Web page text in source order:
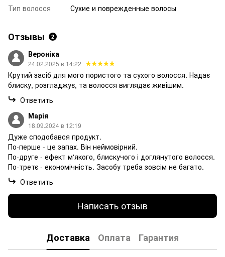
Тип волосся
Сухие и поврежденные волосы
Отзывы 2
Вероніка
24.02.2025 в 14:22
Крутий засіб для мого пористого та сухого волосся. Надає
блиску, розгладжує, та волосся виглядає живішим.
Ответить
Марія
18.09.2024 в 12:19
Дуже сподобався продукт.
По-перше - це запах. Він неймовірний.
По-друге - ефект м'якого, блискучого і доглянутого волосся.
По-третє - економічність. Засобу треба зовсім не багато.
Ответить
Написать отзыв
Доставка Оплата Гарантия